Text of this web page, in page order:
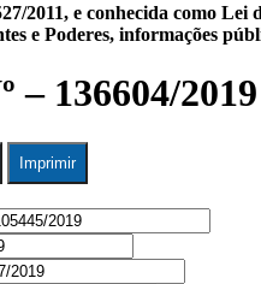
2011, e conhecida como
e Poderes, informações
– 136604/2019
Imprimir